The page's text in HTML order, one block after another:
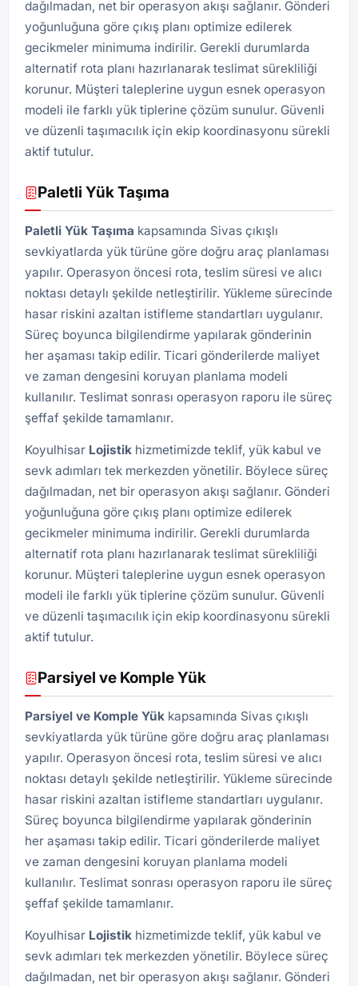
dağılmadan, net bir operasyon akışı sağlanır. Gönderi
yoğunluğuna göre çıkış planı optimize edilerek
gecikmeler minimuma indirilir. Gerekli durumlarda
alternatif rota planı hazırlanarak teslimat sürekliliği
korunur. Müşteri taleplerine uygun esnek operasyon
modeli ile farklı yük tiplerine çözüm sunulur. Güvenli
ve düzenli taşımacılık için ekip koordinasyonu sürekli
aktif tutulur.
Paletli Yük Taşıma
Paletli Yük Taşıma kapsamında Sivas çıkışlı
sevkiyatlarda yük türüne göre doğru araç planlaması
yapılır. Operasyon öncesi rota, teslim süresi ve alıcı
noktası detaylı şekilde netleştirilir. Yükleme sürecinde
hasar riskini azaltan istifleme standartları uygulanır.
Süreç boyunca bilgilendirme yapılarak gönderinin
her aşaması takip edilir. Ticari gönderilerde maliyet
ve zaman dengesini koruyan planlama modeli
kullanılır. Teslimat sonrası operasyon raporu ile süreç
şeffaf şekilde tamamlanır.
Koyulhisar Lojistik hizmetimizde teklif, yük kabul ve
sevk adımları tek merkezden yönetilir. Böylece süreç
dağılmadan, net bir operasyon akışı sağlanır. Gönderi
yoğunluğuna göre çıkış planı optimize edilerek
gecikmeler minimuma indirilir. Gerekli durumlarda
alternatif rota planı hazırlanarak teslimat sürekliliği
korunur. Müşteri taleplerine uygun esnek operasyon
modeli ile farklı yük tiplerine çözüm sunulur. Güvenli
ve düzenli taşımacılık için ekip koordinasyonu sürekli
aktif tutulur.
Parsiyel ve Komple Yük
Parsiyel ve Komple Yük kapsamında Sivas çıkışlı
sevkiyatlarda yük türüne göre doğru araç planlaması
yapılır. Operasyon öncesi rota, teslim süresi ve alıcı
noktası detaylı şekilde netleştirilir. Yükleme sürecinde
hasar riskini azaltan istifleme standartları uygulanır.
Süreç boyunca bilgilendirme yapılarak gönderinin
her aşaması takip edilir. Ticari gönderilerde maliyet
ve zaman dengesini koruyan planlama modeli
kullanılır. Teslimat sonrası operasyon raporu ile süreç
şeffaf şekilde tamamlanır.
Koyulhisar Lojistik hizmetimizde teklif, yük kabul ve
sevk adımları tek merkezden yönetilir. Böylece süreç
dağılmadan, net bir operasyon akışı sağlanır. Gönderi